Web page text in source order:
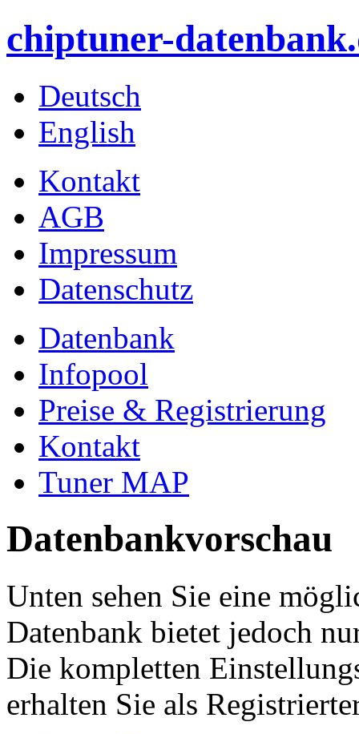
chiptuner-
Deutsch
English
Kontakt
AGB
Impressum
Datenschutz
Datenbank
Infopool
Preise & Registrierung
Kontakt
Tuner MAP
Datenbankvorschau
Unten sehen Sie eine
Datenbank bietet jedoch
Die kompletten
erhalten Sie als